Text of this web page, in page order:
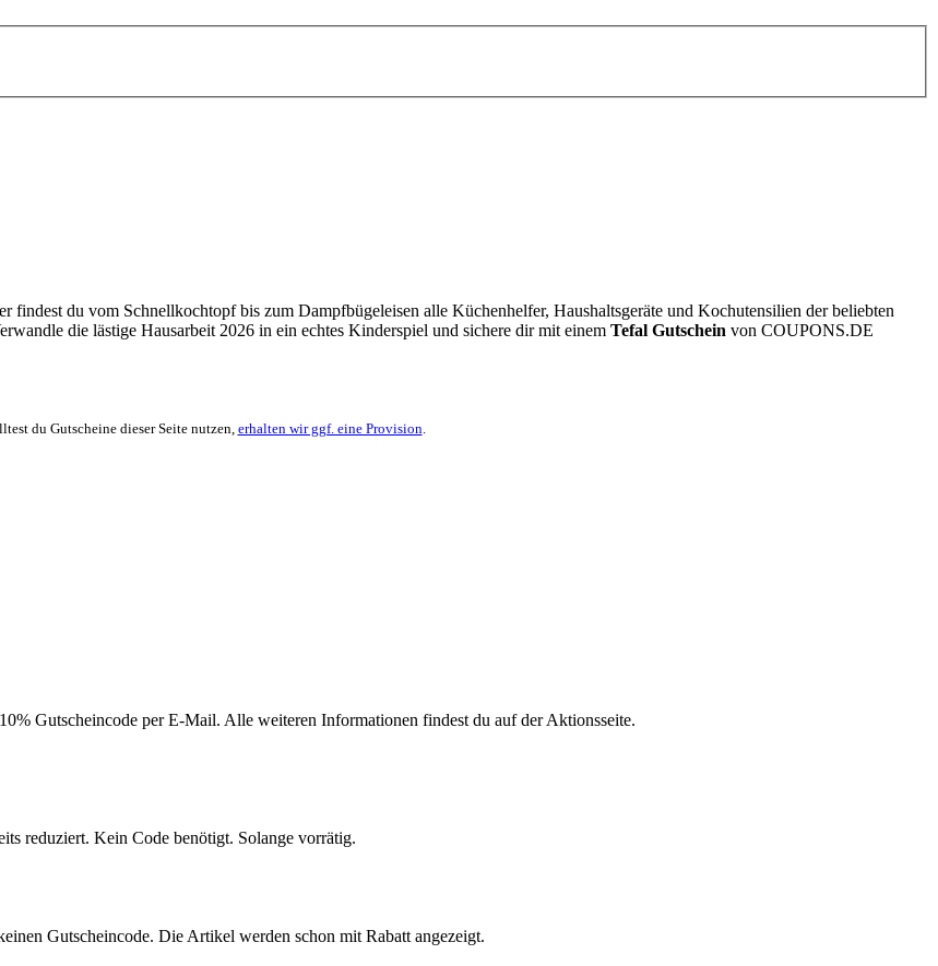
du vom Schnellkochtopf bis zum Dampfbügeleisen alle Küchenhelfer, Haushaltsgeräte und Kochutensilien der beliebten
die lästige Hausarbeit 2026 in ein echtes Kinderspiel und sichere dir mit einem Tefal Gutschein von COUPONS.DE
du Gutscheine dieser Seite nutzen, erhalten wir ggf. eine Provision
Gutscheincode per E-Mail. Alle weiteren Informationen findest du auf der Aktionsseite.
reduziert. Kein Code benötigt. Solange vorrätig.
Gutscheincode. Die Artikel werden schon mit Rabatt angezeigt.